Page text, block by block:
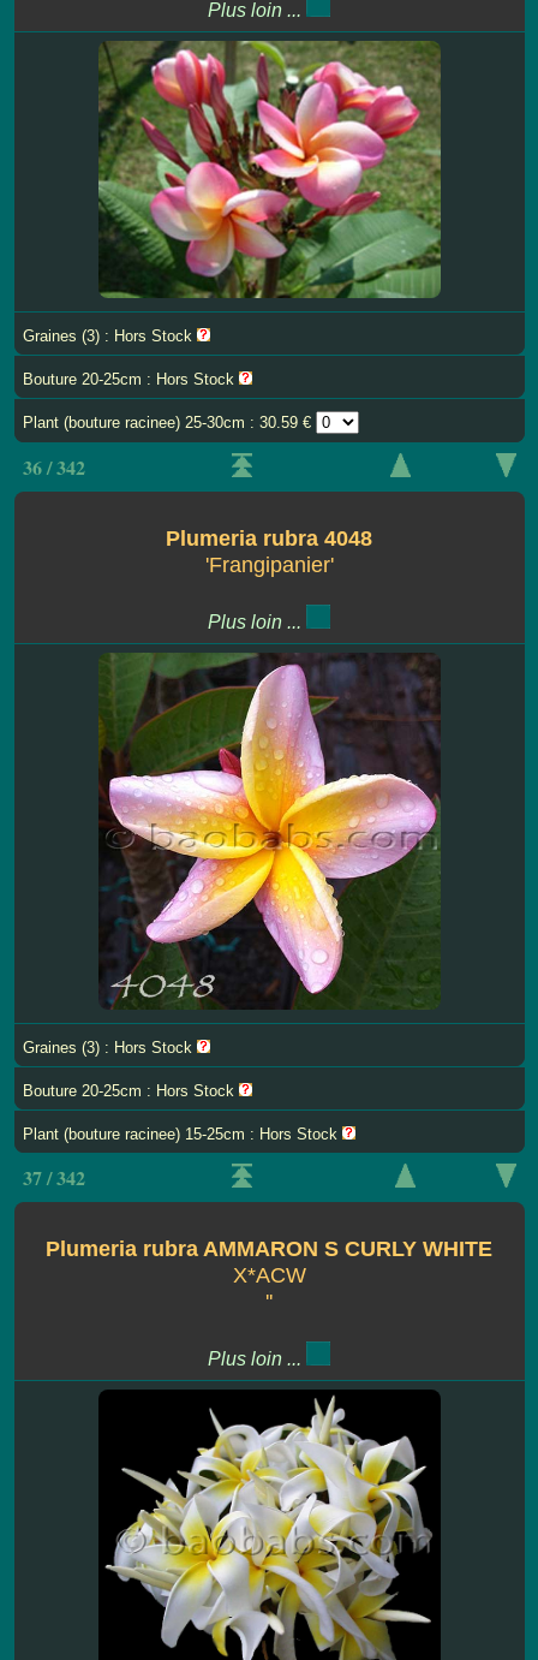
Plus loin ...
Graines (3) : Hors Stock
Bouture 20-25cm : Hors Stock
Plant (bouture racinee) 25-30cm : 30.59 €
36 / 342
Plumeria rubra 4048
'Frangipanier'
Plus loin ...
Graines (3) : Hors Stock
Bouture 20-25cm : Hors Stock
Plant (bouture racinee) 15-25cm : Hors Stock
37 / 342
Plumeria rubra AMMARON S CURLY WHITE
X*ACW
''
Plus loin ...